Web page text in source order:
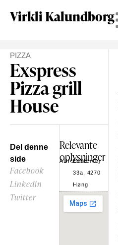
Virkli Kalundborg
PIZZA
Exspress
Pizza grill
House
Del denne
side
Facebook
Linkedin
Twitter
Relevante
oplysninger
ADRESSE
Centervej
33a, 4270
Høng